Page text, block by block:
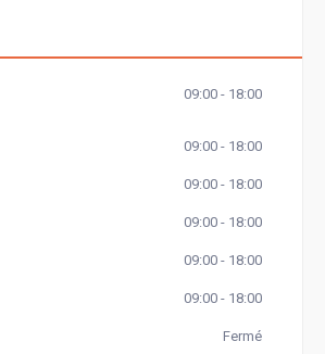
09:00 - 18:00
09:00 - 18:00
09:00 - 18:00
09:00 - 18:00
09:00 - 18:00
09:00 - 18:00
Fermé